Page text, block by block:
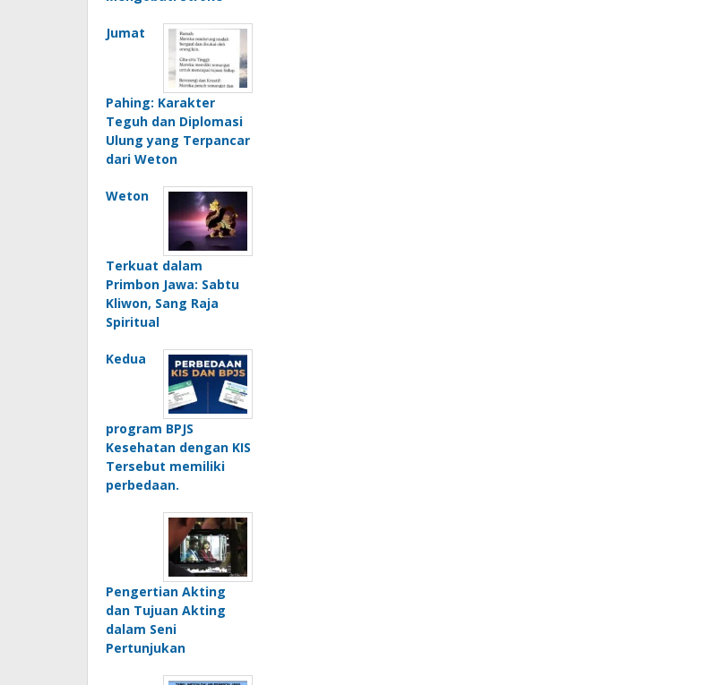
Jumat
Pahing: Karakter
Teguh dan Diplomasi
Ulung yang Terpancar
dari Weton
Weton
Terkuat dalam
Primbon Jawa: Sabtu
Kliwon, Sang Raja
Spiritual
Kedua
program BPJS
Kesehatan dengan KIS
Tersebut memiliki
perbedaan.
Pengertian Akting
dan Tujuan Akting
dalam Seni
Pertunjukan